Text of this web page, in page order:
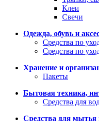
Клеи
Свечи
Одежда, обувь и
Средства по
Средства по
Хранение и
Пакеты
Бытовая техника,
Средства для
Средства для мытья